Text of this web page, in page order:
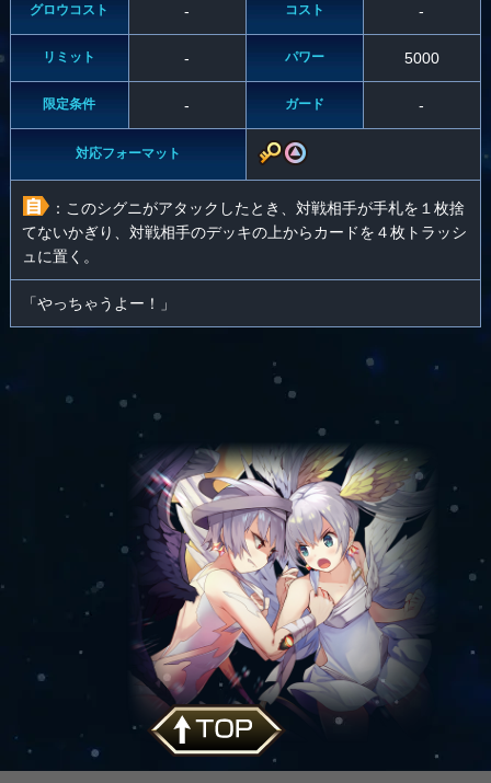
グロウコスト - コスト -
リミット - パワー 5000
限定条件 - ガード -
対応フォーマット
：このシグニがアタックしたとき、対戦相手が手札を１枚捨
てないかぎり、対戦相手のデッキの上からカードを４枚トラッシ
ュに置く。
「やっちゃうよー！」